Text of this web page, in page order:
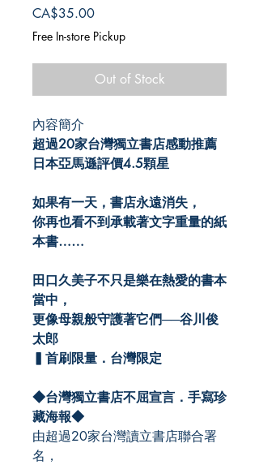
CA$35.00Price
Free In-store Pickup
Out of Stock
內容簡介
超過20家台灣獨立書店感動推薦
日本亞馬遜評價4.5顆星
如果有一天，書店永遠消失，
你再也看不到承載著文字重量的紙
本書……
田口久美子不只是樂在熱愛的書本
當中，
更像母親般守護著它們──谷川俊
太郎
▍首刷限量． 台灣限定
◆台灣獨立書店不屈宣言．手寫珍
藏海報◆
由超過20家台灣讀立書店聯合署
名，